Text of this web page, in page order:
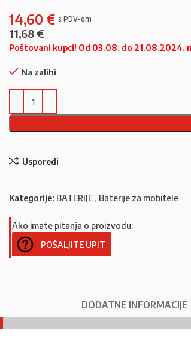
14,60 €
11,68 €
Poštovani kupci! Od 03.08. do 21.08.2024.
Na zalihi
Usporedi
Kategorije: BATERIJE, Baterije za mobitele
Ako imate pitanja o proizvodu:
POŠALJITE UPIT
DODATNE INFORMACIJE